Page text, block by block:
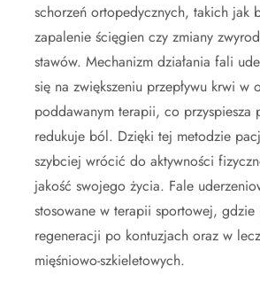
schorzeń ortopedycznych, takich jak
zapalenie ścięgien czy zmiany
stawów. Mechanizm działania fali
się na zwiększeniu przepływu krwi w
poddawanym terapii, co przyspiesza
redukuje ból. Dzięki tej metodzie
szybciej wrócić do aktywności
jakość swojego życia. Fale
stosowane w terapii sportowej,
regeneracji po kontuzjach oraz w
mięśniowo-szkieletowych.